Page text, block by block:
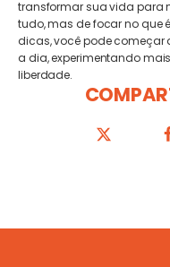
transformar sua vida para
tudo, mas de focar no que
dicas, você pode começar
a dia, experimentando
liberdade.